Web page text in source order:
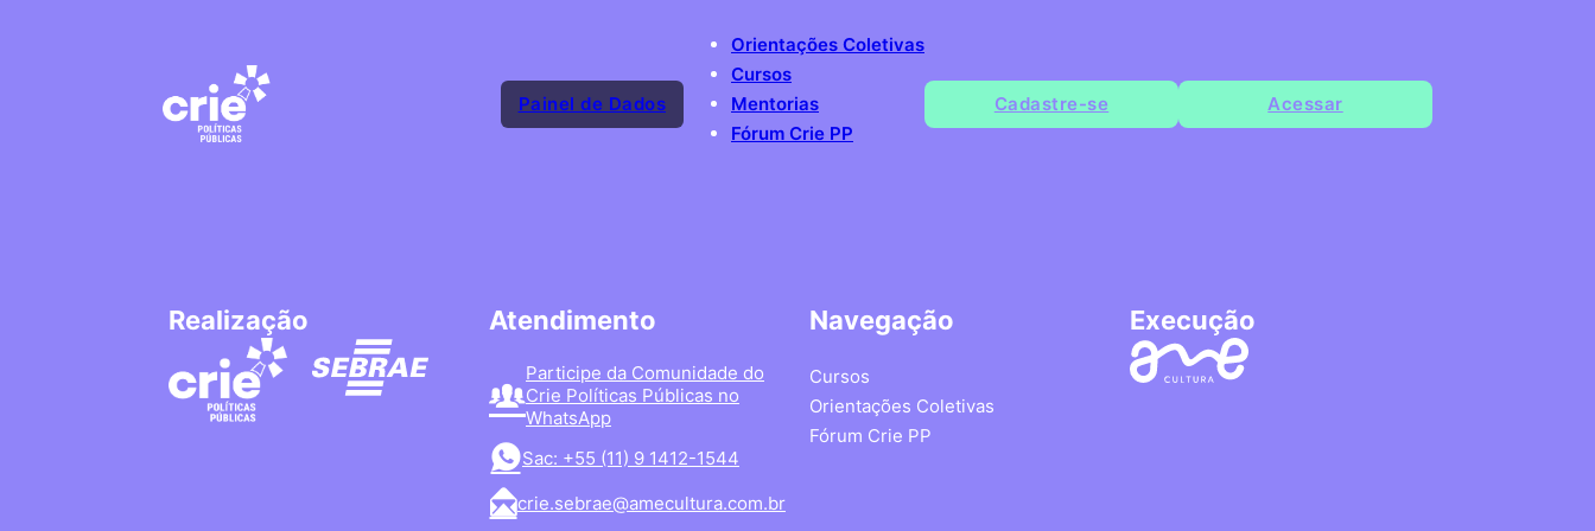
Painel de Dados
Orientações Coletivas
Cursos
Mentorias
Fórum Crie PP
Cadastre-se Acessar
Realização Atendimento
Participe da Comunidade do
Crie Políticas Públicas no
WhatsApp
Sac: +55 (11) 9 1412-1544
crie.sebrae@amecultura.com.br
Navegação
Cursos
Orientações Coletivas
Fórum Crie PP
Execução